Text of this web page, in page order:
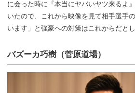
に会った時に『本当にヤバいヤツ来るよ
いたので、これから映像を見て相手選手
います」と強豪への対策はこれからだとし
バズーカ巧樹（菅原道場）